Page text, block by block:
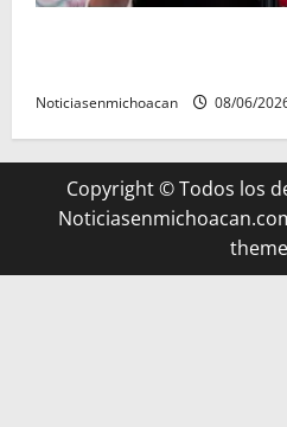
Noticiasenmichoacan 08/06/
Copyright © Todos los